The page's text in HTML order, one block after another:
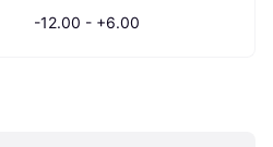
-12.00 - +6.00